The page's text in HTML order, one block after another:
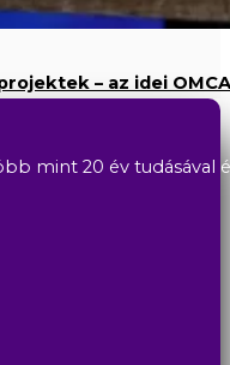
– az idei
mint 20 év tudásával